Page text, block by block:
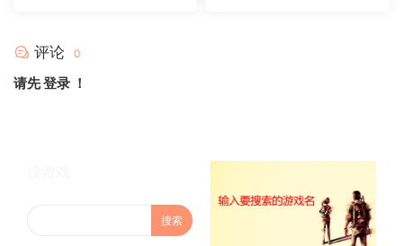
评论 0
请先登录 ！